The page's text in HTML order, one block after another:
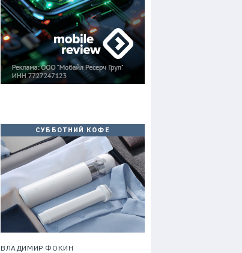
СУББОТНИЙ КОФЕ
ВЛАДИМИР ФОКИН